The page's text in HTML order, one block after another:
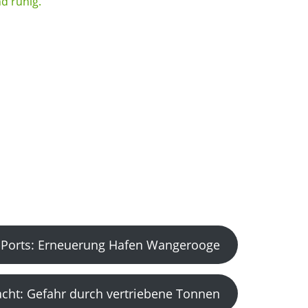
Erneuerung Hafen Wangerooge
Gefahr durch vertriebene Tonnen